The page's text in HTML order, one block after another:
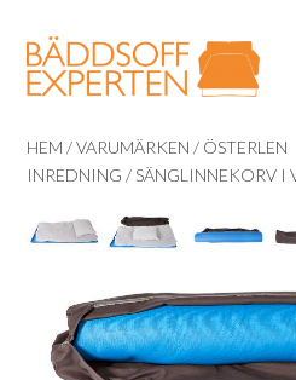
HEM /VARUMÄRKEN / ÖSTERLEN
INREDNING / SÄNGLINNEKORV I